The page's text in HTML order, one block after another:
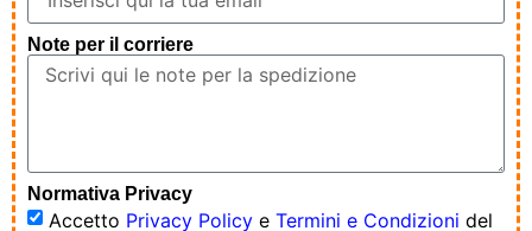
Note per il corriere
Normativa Privacy
Accetto Privacy Policy e Termini e Condizioni del